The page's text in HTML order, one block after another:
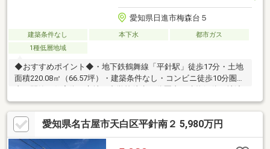
愛知県日進市梅森台５
建築条件なし 本下水
都市ガス
1種低層地域
◆おすすめポイント◆・地下鉄鶴舞線「平針駅」徒歩17分・土地
面積220.08㎡（66.57坪）・建築条件なし・コンビニ徒歩10分圏
し◆住宅ローンの相談も承っております◆現在、借入がある方、
自営業の方、転職歴のある方でもぜひご相談ください！
愛知県名古屋市天白区平針南２ 5,980万円